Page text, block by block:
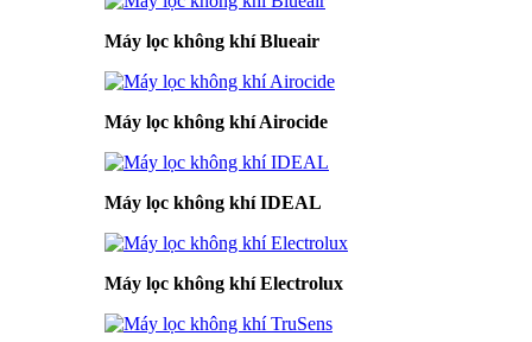
Máy lọc không khí Blueair
Máy lọc không khí Airocide
Máy lọc không khí IDEAL
Máy lọc không khí Electrolux